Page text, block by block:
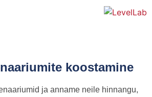
koostamine
ja anname neile hinnangu,